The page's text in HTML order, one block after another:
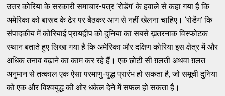
उत्तर कोरिया के सरकारी समाचार-पत्र ‘रोडेंग’ के हवाले से कहा गया है कि
अमेरिका को बारूद के ढेर पर बैठकर आग से नहीं खेलना चाहिए। ‘रोडेंग’ कि
संपादकीय में कोरियाई प्रायद्वीप को दुनिया का सबसे ख़तरनाक विस्फोटक
स्थान बताते हुए लिखा गया है कि अमेरिका और दक्षिण कोरिया इस क्षेत्र में और
अधिक तनाव बढ़ाने का काम कर रहे हैं। एक छोटी सी ग़लती अथवा ग़लत
अनुमान से तत्काल एक ऐसा परमाणु-युद्ध प्रारंभ हो सकता है, जो समूची दुनिया
को एक और विश्वयुद्ध की ओर धकेल देने में सफल हो सकता है।